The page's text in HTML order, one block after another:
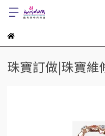
珠寶訂做|珠寶維